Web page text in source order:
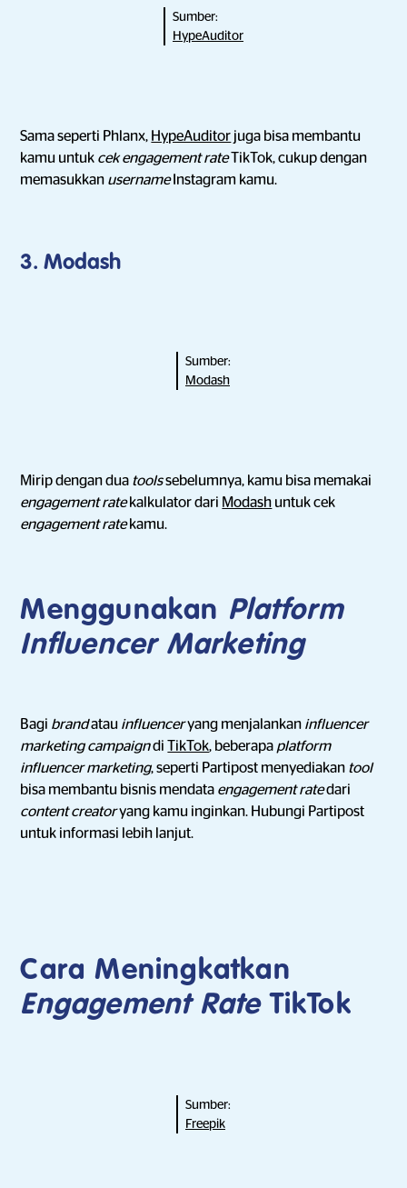
Sumber:
HypeAuditor
Sama seperti Phlanx, HypeAuditor juga bisa membantu
kamu untuk cek engagement rateTikTok, cukup dengan
memasukkan username Instagram kamu.
3. Modash
Sumber:
Modash
Mirip dengan dua toolssebelumnya, kamu bisa memakai
engagement ratekalkulator dari Modash untuk cek
engagement ratekamu.
Menggunakan Platform
Influencer Marketing
Bagi brandatau influenceryang menjalankan influencer
marketing campaigndi TikTok, beberapa platform
influencer marketing, seperti Partipost menyediakan tool
bisa membantu bisnis mendata engagement ratedari
content creatoryang kamu inginkan. Hubungi Partipost
untuk informasi lebih lanjut.
Cara Meningkatkan
Engagement RateTikTok
Sumber:
Freepik